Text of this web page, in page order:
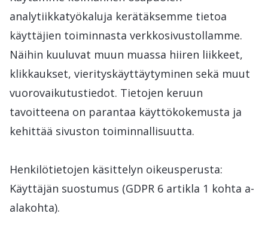
analytiikkatyökaluja kerätäksemme tietoa
käyttäjien toiminnasta verkkosivustollamme.
Näihin kuuluvat muun muassa hiiren liikkeet,
klikkaukset, vierityskäyttäytyminen sekä muut
vuorovaikutustiedot. Tietojen keruun
tavoitteena on parantaa käyttökokemusta ja
kehittää sivuston toiminnallisuutta.
Henkilötietojen käsittelyn oikeusperusta:
Käyttäjän suostumus (GDPR 6 artikla 1 kohta a-
alakohta).